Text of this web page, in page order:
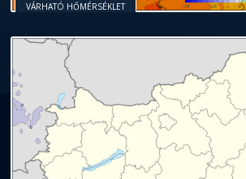
VÁRHATÓ HŐMÉRSÉKLET